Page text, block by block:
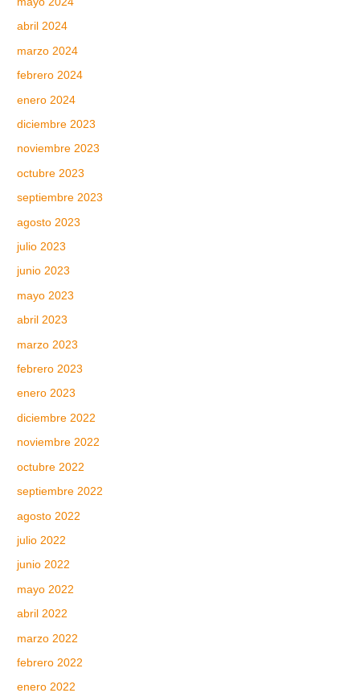
abril 2024
marzo 2024
febrero 2024
enero 2024
diciembre 2023
noviembre 2023
octubre 2023
septiembre 2023
agosto 2023
julio 2023
junio 2023
mayo 2023
abril 2023
marzo 2023
febrero 2023
enero 2023
diciembre 2022
noviembre 2022
octubre 2022
septiembre 2022
agosto 2022
julio 2022
junio 2022
mayo 2022
abril 2022
marzo 2022
febrero 2022
enero 2022